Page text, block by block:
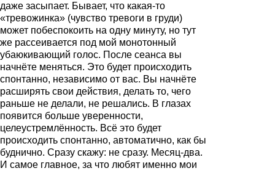
даже засыпает. Бывает, что какая-то
«тревожинка» (чувство тревоги в груди)
может побеспокоить на одну минуту, но тут
же рассеивается под мой монотонный
убаюкивающий голос. После сеанса вы
начнёте меняться. Это будет происходить
спонтанно, независимо от вас. Вы начнёте
расширять свои действия, делать то, чего
раньше не делали, не решались. В глазах
появится больше уверенности,
целеустремлённость. Всё это будет
происходить спонтанно, автоматично, как бы
буднично. Сразу скажу: не сразу. Месяц-два.
И самое главное, за что любят именно мои